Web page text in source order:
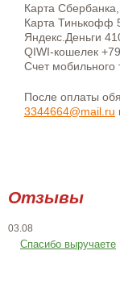
Карта
Карта Тинькофф
Яндекс.Деньги
QIWI-кошелек
Счет
После оплаты
3344664@mail.ru
Отзывы
03.08
Спасибо выручаете